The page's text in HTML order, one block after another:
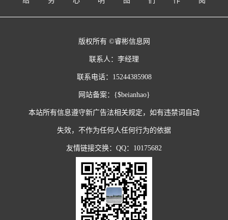
版权所有 ©睿彬信息网
联系人：李经理
联系电话：15244385908
网站备案： {$beianhao}
本站所有信息遵守新广告法相关规定，如有违禁词自动
失效，不作为任何人任何行为的依据
友情链接交换：QQ：10175682